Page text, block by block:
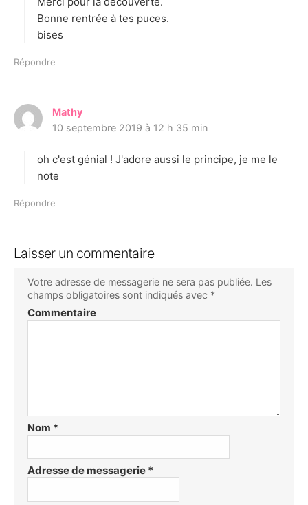
Bonne rentrée à tes puces.
bises
Répondre
Mathy
i
:
10 septembre 2019 à 12 h 35 min
oh c'est génial ! J'adore aussi le principe, je me le
note
Répondre
Laisser un commentaire
Votre adresse de messagerie ne sera pas publiée. Les
champs obligatoires sont indiqués avec *
Commentaire
Nom *
Adresse de messagerie *